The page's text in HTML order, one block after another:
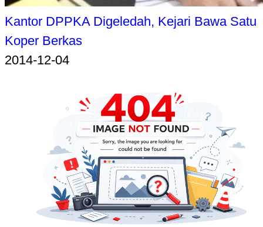
Kantor DPPKA Digeledah, Kejari Bawa Satu
Koper Berkas
2014-12-04